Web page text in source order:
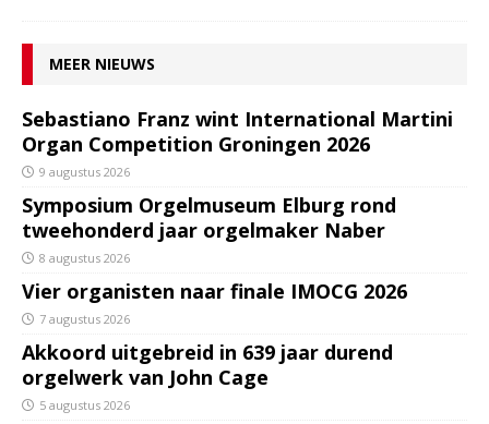
MEER NIEUWS
Sebastiano Franz wint International Martini
Organ Competition Groningen 2026
9 augustus 2026
Symposium Orgelmuseum Elburg rond
tweehonderd jaar orgelmaker Naber
8 augustus 2026
Vier organisten naar finale IMOCG 2026
7 augustus 2026
Akkoord uitgebreid in 639 jaar durend
orgelwerk van John Cage
5 augustus 2026